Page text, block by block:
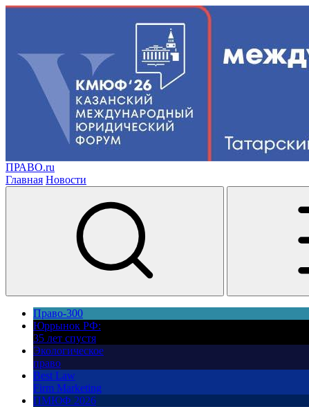
ПРАВО.ru
Главная Новости
Право-300
Юррынок РФ:
35 лет спустя
Экологическое
право
Best Law
Firm Marketing
ПМЮФ 2026